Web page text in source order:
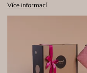
Více informací